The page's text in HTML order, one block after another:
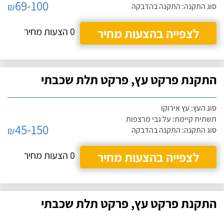
סוג התקנה: התקנה בהדבקה
₪69-100
לצפייה בהצעות מחיר
0 הצעות מחיר
התקנת פרקט עץ, פרקט תלת שכבתי
סוג העץ: עץ אירוקו
תשתית קיימת: על גבי מרצפות
סוג התקנה: התקנה בהדבקה
₪45-150
לצפייה בהצעות מחיר
0 הצעות מחיר
התקנת פרקט עץ, פרקט תלת שכבתי